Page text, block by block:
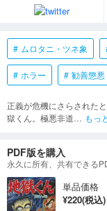
ムロタニ・ツネ象
ホラー 勧善懲悪
正義が危機にさらされた
獄くん。極悪非道… もっ
PDF版を購入
永久に所有、共有できる
単品価格
¥220(税込)